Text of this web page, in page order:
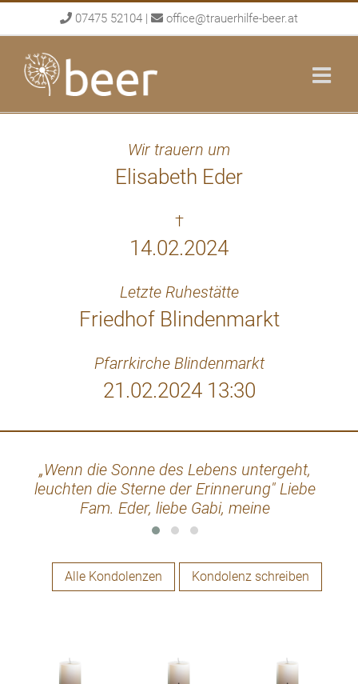
to
content
07475 52104 | office@trauerhilfe-beer.at
Wir trauern um
Elisabeth Eder
†
14.02.2024
Letzte Ruhestätte
Friedhof Blindenmarkt
Pfarrkirche Blindenmarkt
21.02.2024 13:30
„Wenn die Sonne des Lebens untergeht,
leuchten die Sterne der Erinnerung" Liebe
Fam. Eder, liebe Gabi, meine
allerherzlichste Anteilnahme, in dieser
Sonnenschein in Erinnerung behalten.
Alle Kondolenzen Kondolenz schreiben